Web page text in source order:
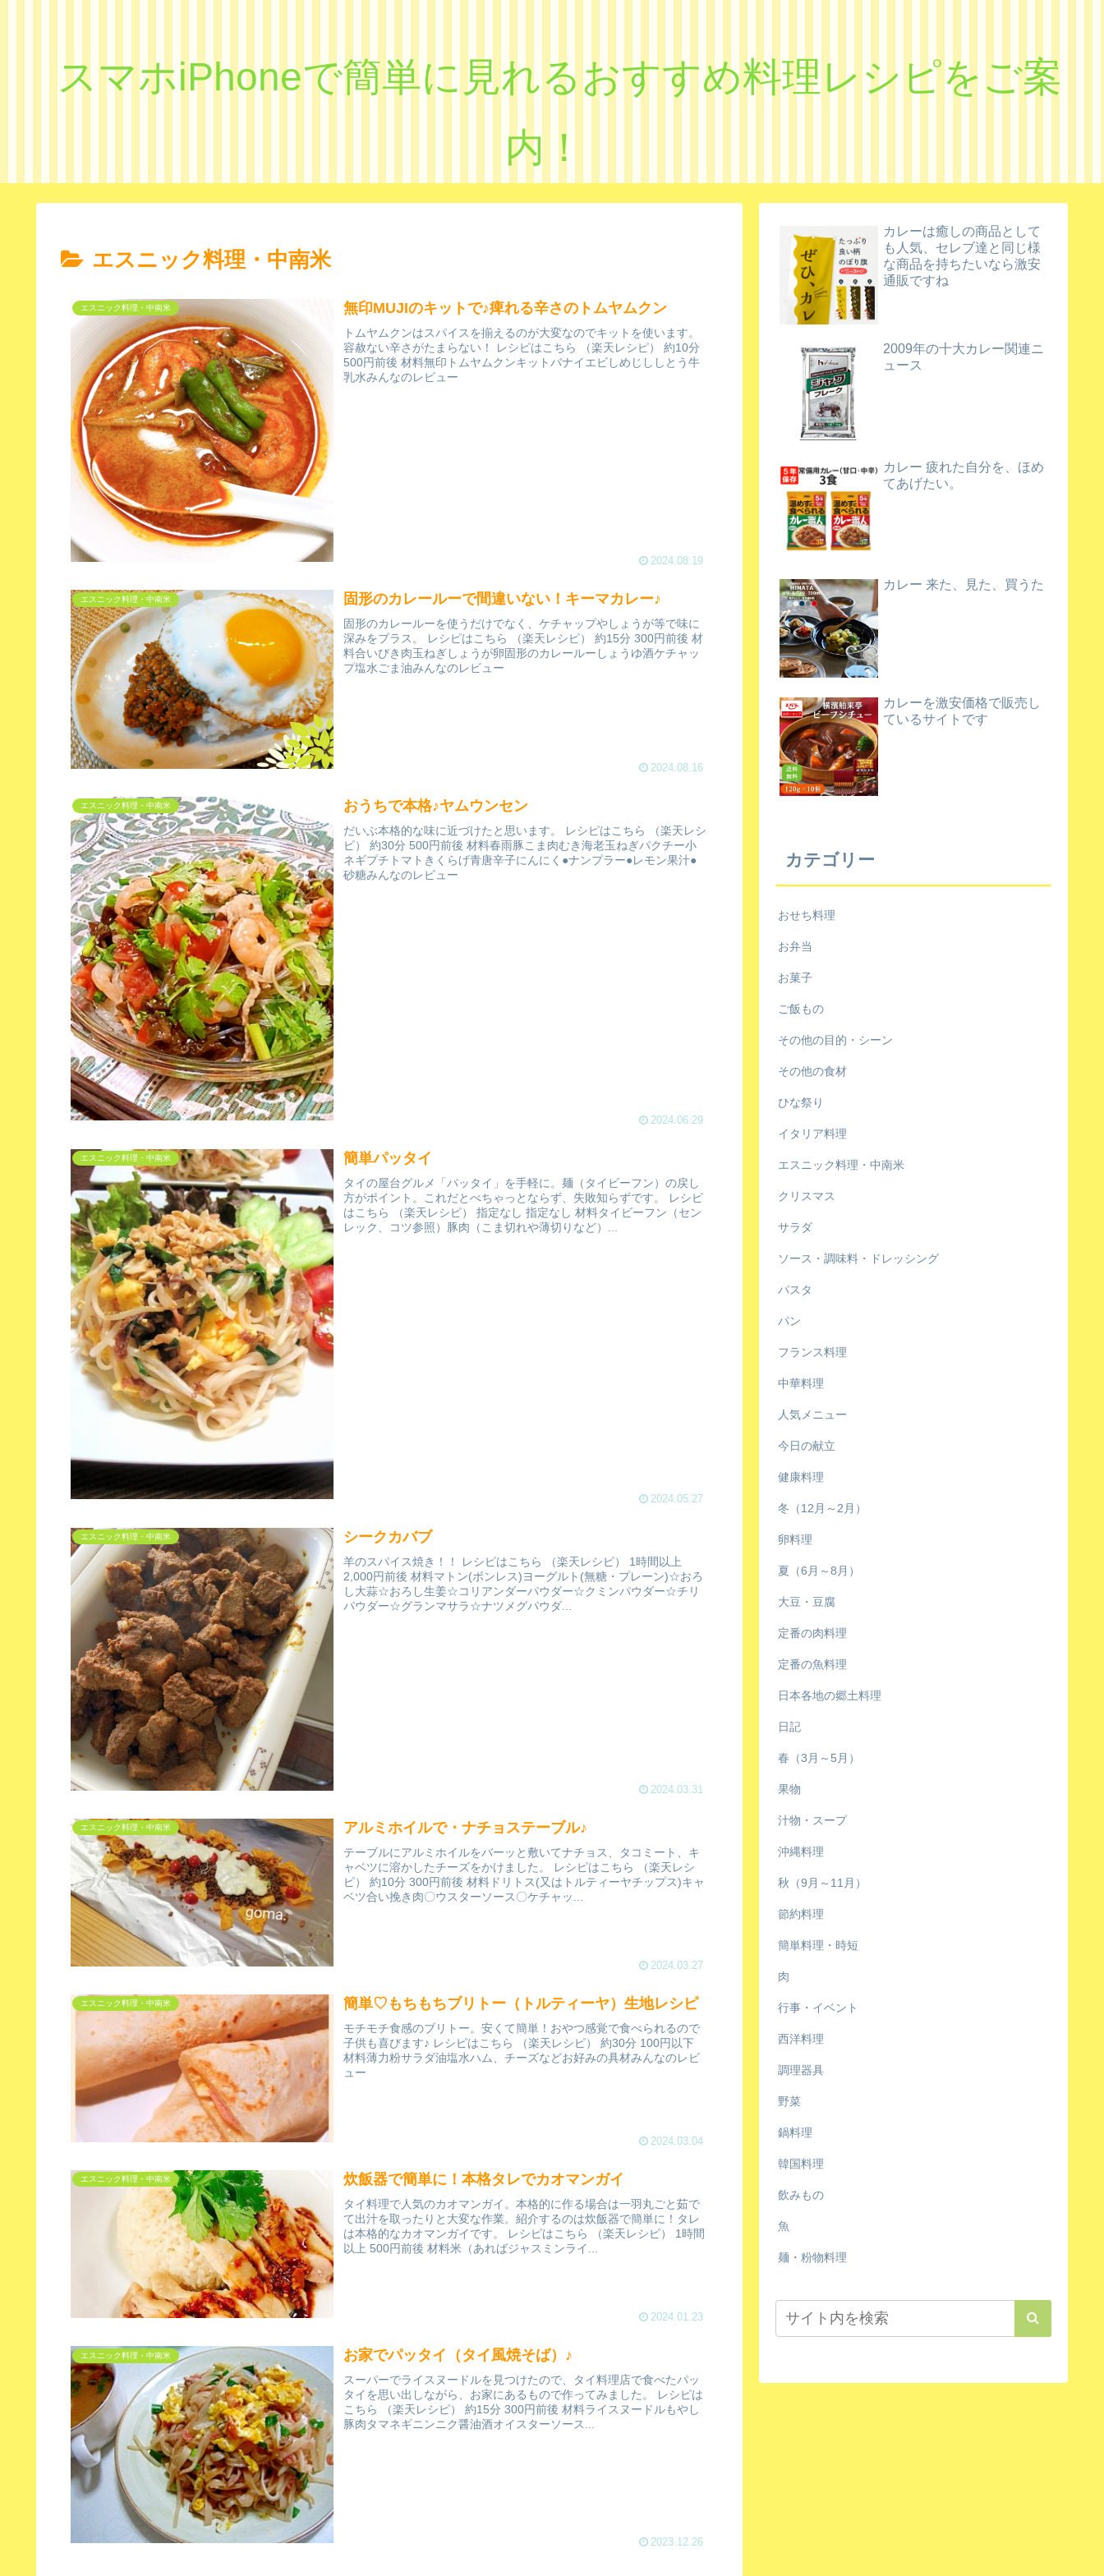
スマホiPhoneで簡単に見れるおすすめ料理レシピをご案
内！
エスニック料理・中南米
エスニック料理・中南米 無印MUJIのキットで♪痺れる辛さのトムヤムクン
トムヤムクンはスパイスを揃えるのが大変なのでキットを使います。
容赦ない辛さがたまらない！ レシピはこちら （楽天レシピ） 約10分
500円前後 材料無印トムヤムクンキットバナイエビしめじししとう牛
乳水みんなのレビュー
2024.08.19
エスニック料理・中南米 固形のカレールーで間違いない！キーマカレー♪
固形のカレールーを使うだけでなく、ケチャップやしょうが等で味に
深みをプラス。 レシピはこちら （楽天レシピ） 約15分 300円前後 材
料合いびき肉玉ねぎしょうが卵固形のカレールーしょうゆ酒ケチャッ
プ塩水ごま油みんなのレビュー
2024.08.16
エスニック料理・中南米 おうちで本格♪ヤムウンセン
だいぶ本格的な味に近づけたと思います。 レシピはこちら （楽天レシ
ピ） 約30分 500円前後 材料春雨豚こま肉むき海老玉ねぎパクチー小
ネギプチトマトきくらげ青唐辛子にんにく●ナンプラー●レモン果汁●
砂糖みんなのレビュー
2024.06.29
エスニック料理・中南米 簡単パッタイ
タイの屋台グルメ「パッタイ」を手軽に。麺（タイビーフン）の戻し
方がポイント。これだとべちゃっとならず、失敗知らずです。 レシピ
はこちら （楽天レシピ） 指定なし 指定なし 材料タイビーフン（セン
レック、コツ参照）豚肉（こま切れや薄切りなど）...
2024.05.27
エスニック料理・中南米 シークカバブ
羊のスパイス焼き！！ レシピはこちら （楽天レシピ） 1時間以上
2,000円前後 材料マトン(ボンレス)ヨーグルト(無糖・プレーン)☆おろ
し大蒜☆おろし生姜☆コリアンダーパウダー☆クミンパウダー☆チリ
パウダー☆グランマサラ☆ナツメグパウダ...
2024.03.31
エスニック料理・中南米 アルミホイルで・ナチョステーブル♪
テーブルにアルミホイルをバーッと敷いてナチョス、タコミート、キ
ャベツに溶かしたチーズをかけました。 レシピはこちら （楽天レシ
ピ） 約10分 300円前後 材料ドリトス(又はトルティーヤチップス)キャ
ベツ合い挽き肉〇ウスターソース〇ケチャッ...
2024.03.27
エスニック料理・中南米 簡単♡もちもちブリトー（トルティーヤ）生地レシピ
モチモチ食感のブリトー。安くて簡単！おやつ感覚で食べられるので
子供も喜びます♪ レシピはこちら （楽天レシピ） 約30分 100円以下
材料薄力粉サラダ油塩水ハム、チーズなどお好みの具材みんなのレビ
ュー
2024.03.04
エスニック料理・中南米 炊飯器で簡単に！本格タレでカオマンガイ
タイ料理で人気のカオマンガイ。本格的に作る場合は一羽丸ごと茹で
て出汁を取ったりと大変な作業。紹介するのは炊飯器で簡単に！タレ
は本格的なカオマンガイです。 レシピはこちら （楽天レシピ） 1時間
以上 500円前後 材料米（あればジャスミンライ...
2024.01.23
エスニック料理・中南米 お家でパッタイ（タイ風焼そば）♪
スーパーでライスヌードルを見つけたので、タイ料理店で食べたパッ
タイを思い出しながら、お家にあるもので作ってみました。 レシピは
こちら （楽天レシピ） 約15分 300円前後 材料ライスヌードルもやし
豚肉タマネギニンニク醤油酒オイスターソース...
2023.12.26
カレーは癒しの商品として
も人気、セレブ達と同じ様
な商品を持ちたいなら激安
通販ですね
2009年の十大カレー関連ニ
ュース
カレー 疲れた自分を、ほめ
てあげたい。
カレー 来た、見た、買うた
カレーを激安価格で販売し
ているサイトです
カテゴリー
おせち料理
お弁当
お菓子
ご飯もの
その他の目的・シーン
その他の食材
ひな祭り
イタリア料理
エスニック料理・中南米
クリスマス
サラダ
ソース・調味料・ドレッシング
パスタ
パン
フランス料理
中華料理
人気メニュー
今日の献立
健康料理
冬（12月～2月）
卵料理
夏（6月～8月）
大豆・豆腐
定番の肉料理
定番の魚料理
日本各地の郷土料理
日記
春（3月～5月）
果物
汁物・スープ
沖縄料理
秋（9月～11月）
節約料理
簡単料理・時短
肉
行事・イベント
西洋料理
調理器具
野菜
鍋料理
韓国料理
飲みもの
魚
麺・粉物料理